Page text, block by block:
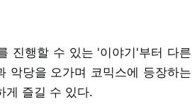
진행할 수 있는 '이야기'부터 다른
악당을 오가며 코믹스에 등장하는
게 즐길 수 있다.